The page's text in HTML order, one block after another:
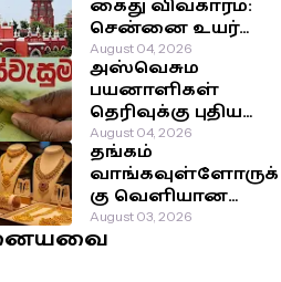
வௌியான தகவல்!
கைது விவகாரம்:
சென்னை உயர்
நீதிமன்றம்
பிறப்பித்த அதிரடி
உத்தரவு!
August 04, 2026
அஸ்வெசும
பயனாளிகள்
தெரிவுக்கு புதிய
முறை: சமூக-
பொருளாதார
நிலைக்கு
முன்னுரிமை!
August 04, 2026
தங்கம்
வாங்கவுள்ளோருக்
கு வெளியான
மகிழ்ச்சி தகவல்!
August 03, 2026